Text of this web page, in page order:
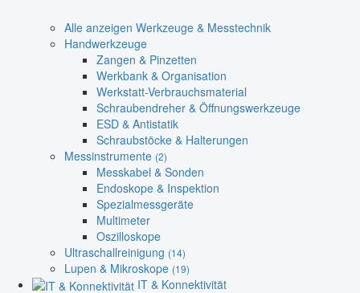
Alle anzeigen Werkzeuge & Messtechnik
Handwerkzeuge
Zangen & Pinzetten
Werkbank & Organisation
Werkstatt-Verbrauchsmaterial
Schraubendreher & Öffnungswerkzeuge
ESD & Antistatik
Schraubstöcke & Halterungen
Messinstrumente (2)
Messkabel & Sonden
Endoskope & Inspektion
Spezialmessgeräte
Multimeter
Oszilloskope
Ultraschallreinigung (14)
Lupen & Mikroskope (19)
IT & Konnektivität